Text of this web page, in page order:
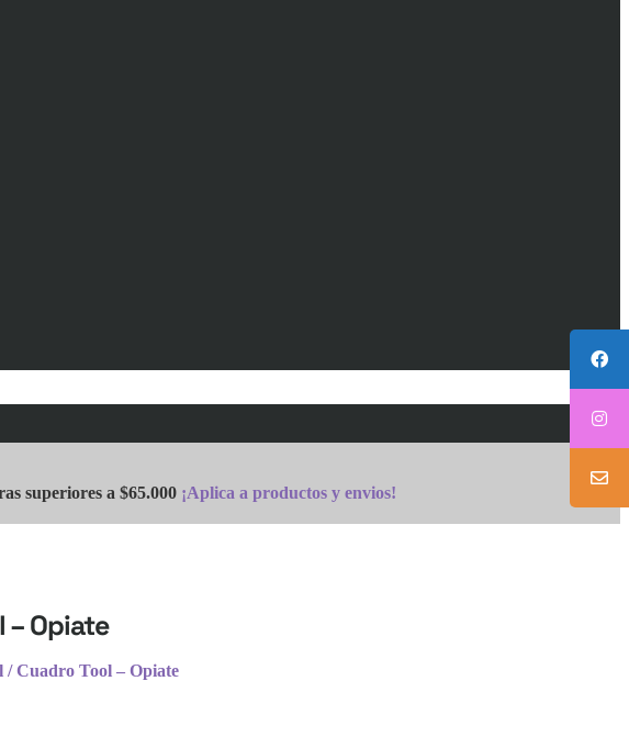
superiores a $65.000¡Aplica a productos y envios!
– Opiate
/ Cuadro Tool – Opiate